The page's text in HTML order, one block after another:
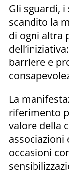
Gli sguardi,
scandito la
di ogni altra
barriere e
La
riferimento
valore della
associazioni
occasioni